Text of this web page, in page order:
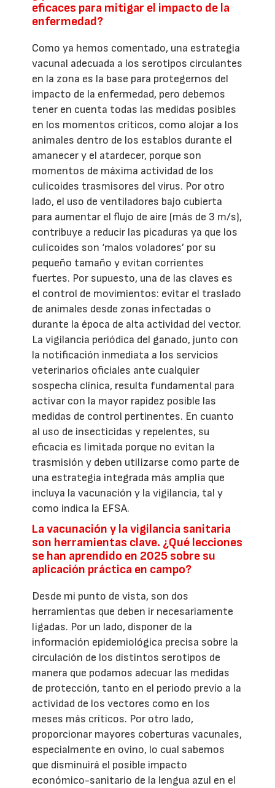
eficaces para mitigar el impacto de la
enfermedad?
Como ya hemos comentado, una estrategia
vacunal adecuada a los serotipos circulantes
en la zona es la base para protegernos del
impacto de la enfermedad, pero debemos
tener en cuenta todas las medidas posibles
en los momentos críticos, como alojar a los
animales dentro de los establos durante el
amanecer y el atardecer, porque son
momentos de máxima actividad de los
culicoides trasmisores del virus. Por otro
lado, el uso de ventiladores bajo cubierta
para aumentar el flujo de aire (más de 3 m/s),
contribuye a reducir las picaduras ya que los
culicoides son ‘malos voladores’ por su
pequeño tamaño y evitan corrientes
fuertes. Por supuesto, una de las claves es
el control de movimientos: evitar el traslado
de animales desde zonas infectadas o
durante la época de alta actividad del vector.
La vigilancia periódica del ganado, junto con
la notificación inmediata a los servicios
veterinarios oficiales ante cualquier
sospecha clínica, resulta fundamental para
activar con la mayor rapidez posible las
medidas de control pertinentes. En cuanto
al uso de insecticidas y repelentes, su
eficacia es limitada porque no evitan la
trasmisión y deben utilizarse como parte de
una estrategia integrada más amplia que
incluya la vacunación y la vigilancia, tal y
como indica la EFSA.
La vacunación y la vigilancia sanitaria
son herramientas clave. ¿Qué lecciones
se han aprendido en 2025 sobre su
aplicación práctica en campo?
Desde mi punto de vista, son dos
herramientas que deben ir necesariamente
ligadas. Por un lado, disponer de la
información epidemiológica precisa sobre la
circulación de los distintos serotipos de
manera que podamos adecuar las medidas
de protección, tanto en el periodo previo a la
actividad de los vectores como en los
meses más críticos. Por otro lado,
proporcionar mayores coberturas vacunales,
especialmente en ovino, lo cual sabemos
que disminuirá el posible impacto
económico-sanitario de la lengua azul en el